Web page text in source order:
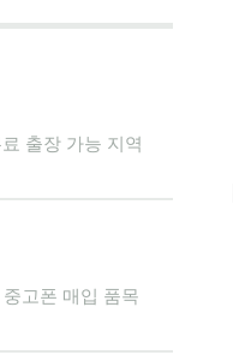
출장 가능 지역
고폰 매입 품목